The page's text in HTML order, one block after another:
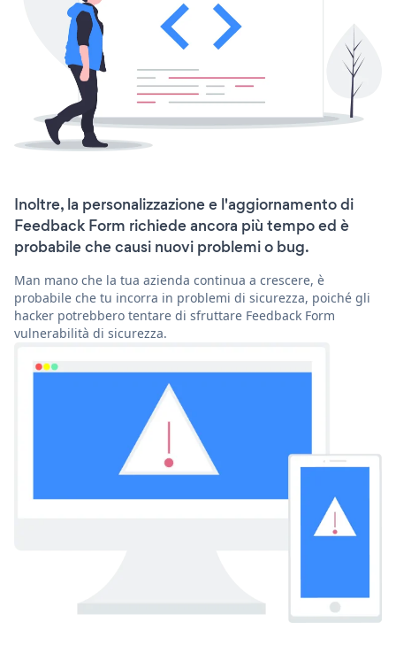
Inoltre, la personalizzazione e l'aggiornamento di
Feedback Form richiede ancora più tempo ed è
probabile che causi nuovi problemi o bug.
Man mano che la tua azienda continua a crescere, è
probabile che tu incorra in problemi di sicurezza, poiché gli
hacker potrebbero tentare di sfruttare Feedback Form
vulnerabilità di sicurezza.